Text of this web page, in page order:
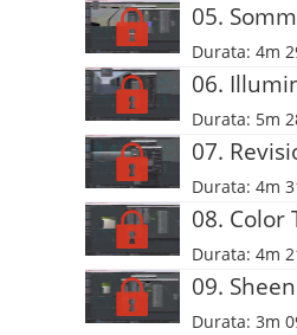
05.
Durata: 4m
06.
Durata: 5m
07.
Durata: 4m
08. Color
Durata: 4m
09.
Durata: 3m